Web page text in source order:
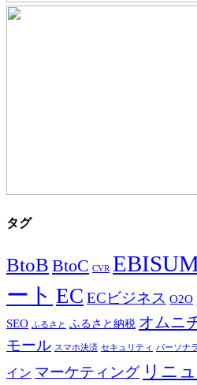
タグ
BtoB BtoC CVR
ート EC ECビジネス O2O
SEO ふるさと ふるさと納税 オムニ
モール スマホ決済 セキュリティ パーソナ
イン マーケティング リニ